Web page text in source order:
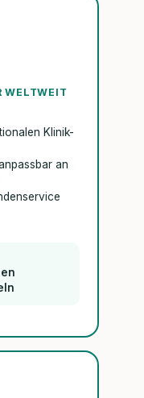
WELTWEIT
Klinik-
an